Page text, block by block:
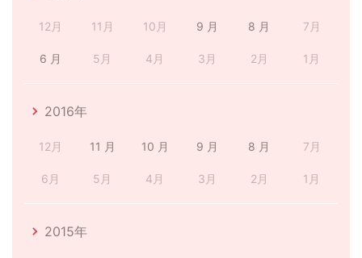
12月 11月 10月 9 月 8 月 7月
6 月 5月 4月 3月 2月 1月
2016年
12月 11 月 10 月 9 月 8 月 7月
6月 5月 4月 3月 2月 1月
2015年